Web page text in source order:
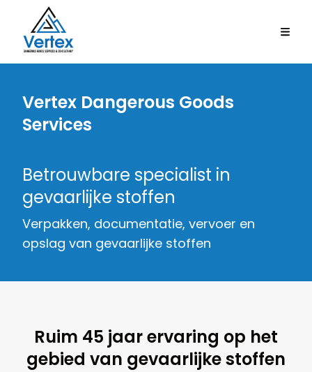
Vertex Dangerous Goods
Services
Betrouwbare specialist in
gevaarlijke stoffen
Verpakken, documentatie, vervoer en
opslag van gevaarlijke stoffen
Ruim 45 jaar ervaring op het
gebied van gevaarlijke stoffen